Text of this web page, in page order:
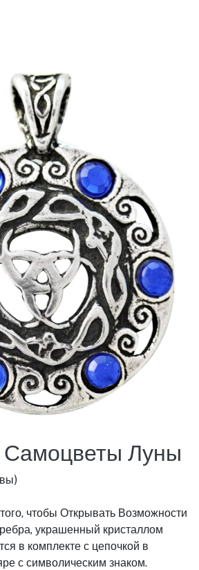
Самоцветы Луны
чтобы Открывать Возможности
украшенный кристаллом
в комплекте с цепочкой в
с символическим знаком.